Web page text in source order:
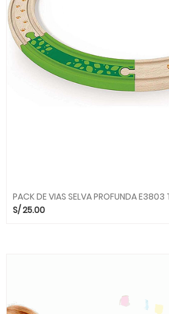
PACK DE VIAS SELVA PROFUNDA E3803
S/25.00